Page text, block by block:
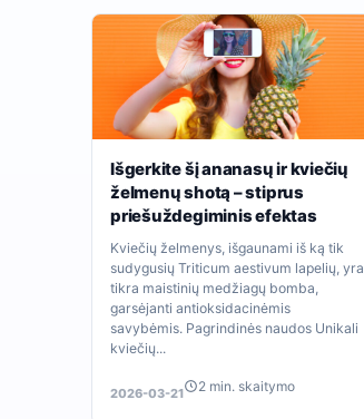
Išgerkite šį ananasų ir kviečių
želmenų shotą – stiprus
priešuždegiminis efektas
Kviečių želmenys, išgaunami iš ką tik
sudygusių Triticum aestivum lapelių, yra
tikra maistinių medžiagų bomba,
garsėjanti antioksidacinėmis
savybėmis. Pagrindinės naudos Unikali
kviečių...
2026-03-21 2 min. skaitymo